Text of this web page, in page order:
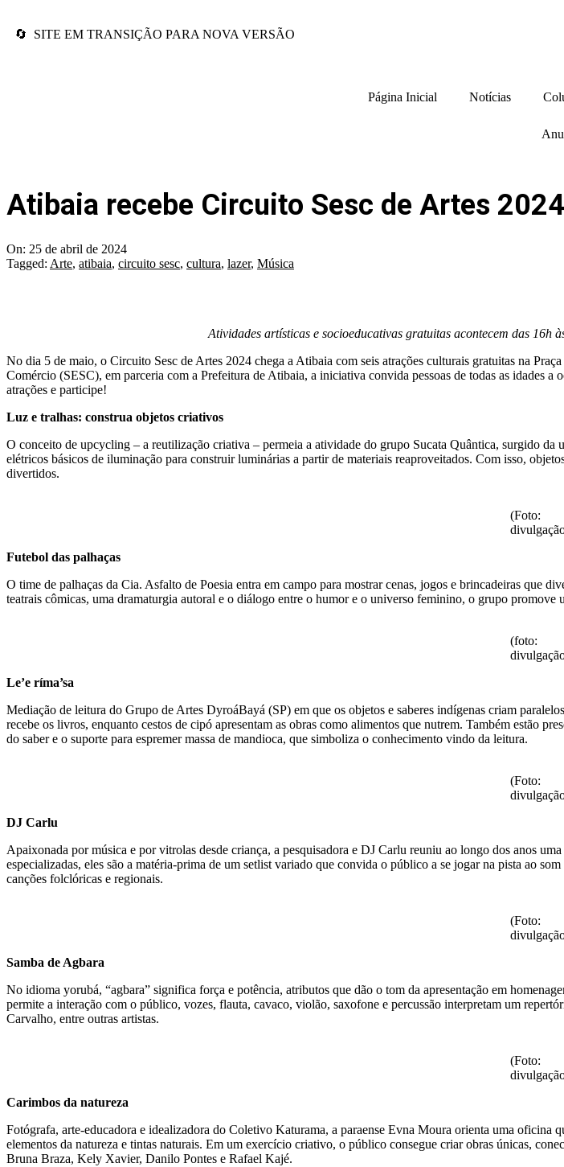
🔄 SITE EM TRANSIÇÃO PARA NOVA VERSÃO
Página Inicial Notícias
Atibaia recebe Circuito Sesc de Artes
On: 25 de abril de 2024
Tagged: Arte, atibaia, circuito sesc, cultura, lazer, Música
Atividades artísticas e socioeducativas gratuitas acontecem das
No dia 5 de maio, o Circuito Sesc de Artes 2024 chega a Atibaia com seis atrações culturais gratuitas na
Comércio (SESC), em parceria com a Prefeitura de Atibaia, a iniciativa convida pessoas de todas as idades
atrações e participe!
Luz e tralhas: construa objetos criativos
O conceito de upcycling – a reutilização criativa – permeia a atividade do grupo Sucata Quântica, surgido
elétricos básicos de iluminação para construir luminárias a partir de materiais reaproveitados. Com isso,
divertidos.
(Foto:
Futebol das palhaças
O time de palhaças da Cia. Asfalto de Poesia entra em campo para mostrar cenas, jogos e brincadeiras que
teatrais cômicas, uma dramaturgia autoral e o diálogo entre o humor e o universo feminino, o grupo promove
(foto:
Le’e ríma’sa
Mediação de leitura do Grupo de Artes DyroáBayá (SP) em que os objetos e saberes indígenas criam
recebe os livros, enquanto cestos de cipó apresentam as obras como alimentos que nutrem. Também estão
do saber e o suporte para espremer massa de mandioca, que simboliza o conhecimento vindo da leitura.
(Foto:
DJ Carlu
Apaixonada por música e por vitrolas desde criança, a pesquisadora e DJ Carlu reuniu ao longo dos anos
especializadas, eles são a matéria-prima de um setlist variado que convida o público a se jogar na pista ao
canções folclóricas e regionais.
(Foto:
Samba de Agbara
No idioma yorubá, “agbara” significa força e potência, atributos que dão o tom da apresentação em
permite a interação com o público, vozes, flauta, cavaco, violão, saxofone e percussão interpretam um
Carvalho, entre outras artistas.
(Foto:
Carimbos da natureza
Fotógrafa, arte-educadora e idealizadora do Coletivo Katurama, a paraense Evna Moura orienta uma oficina
elementos da natureza e tintas naturais. Em um exercício criativo, o público consegue criar obras únicas,
Bruna Braza, Kely Xavier, Danilo Pontes e Rafael Kajé.